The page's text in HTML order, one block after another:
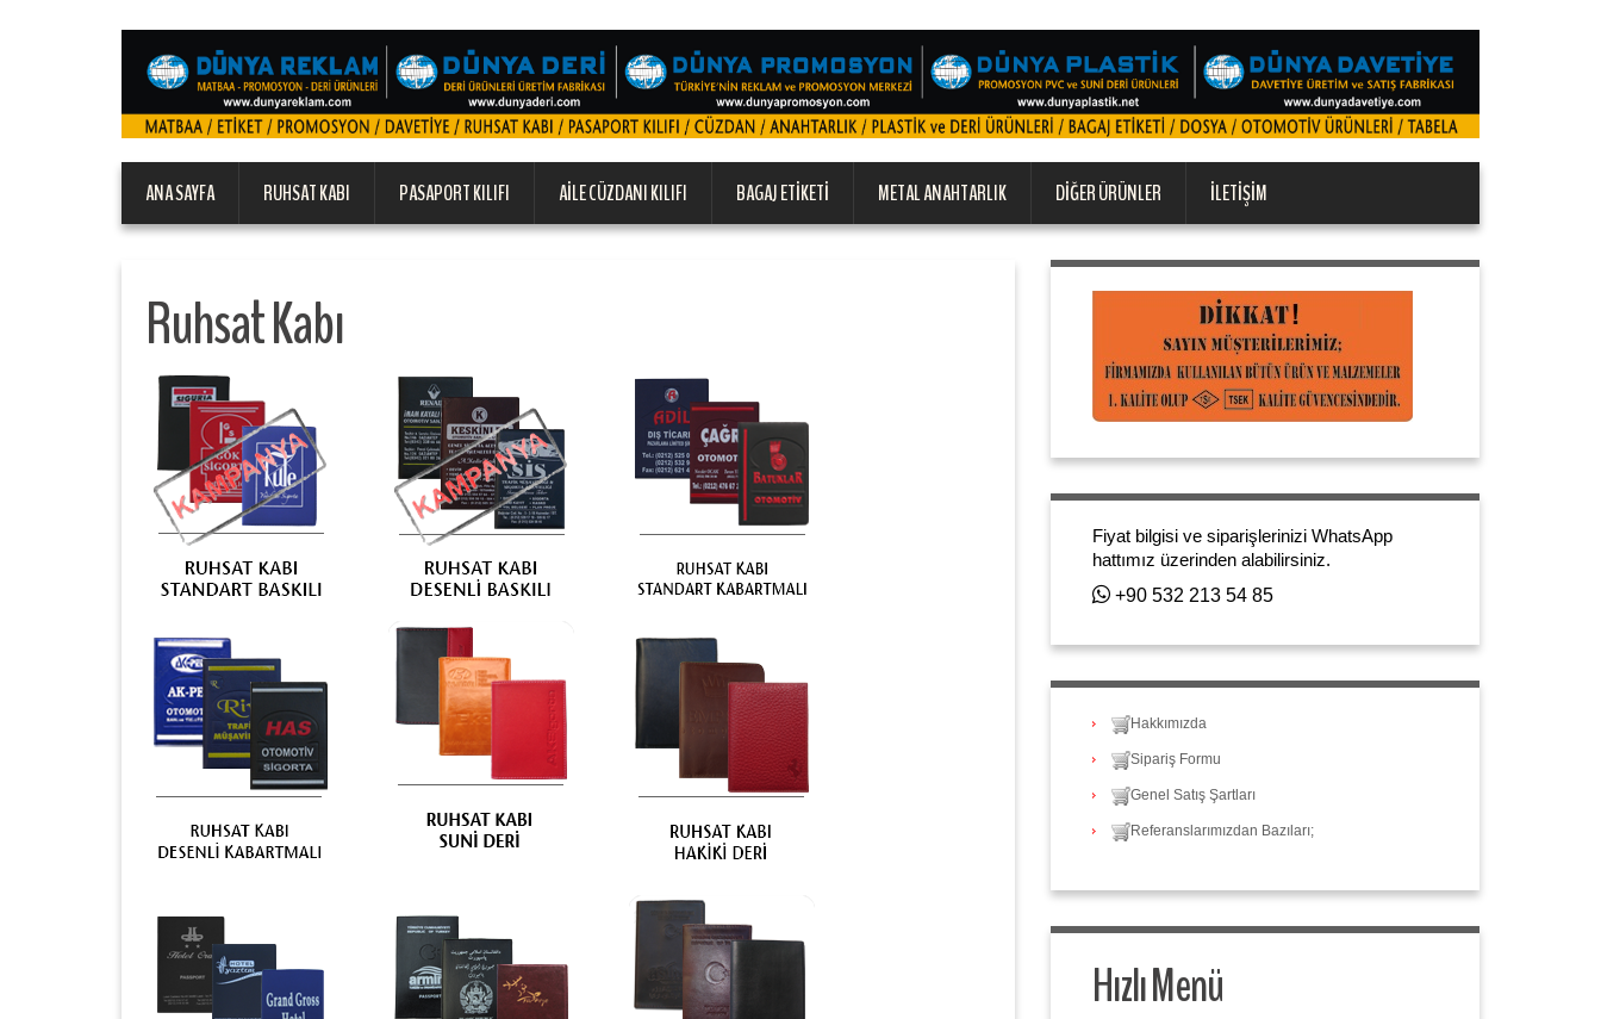
ANA SAYFA RUHSAT KABI PASAPORT KILIFI AILE CÜZDANI KILIFI BAGAJ ETIKETI METAL ANAHTARLIK DIĞER ÜRÜNLER İLETIŞIM
Ruhsat Kabı
Fiyat bilgisi ve siparişlerinizi WhatsApp
hattımız üzerinden alabilirsiniz.
+90 532 213 54 85
Hakkımızda
Sipariş Formu
Genel Satış Şartları
Referanslarımızdan Bazıları;
Hızlı Menü